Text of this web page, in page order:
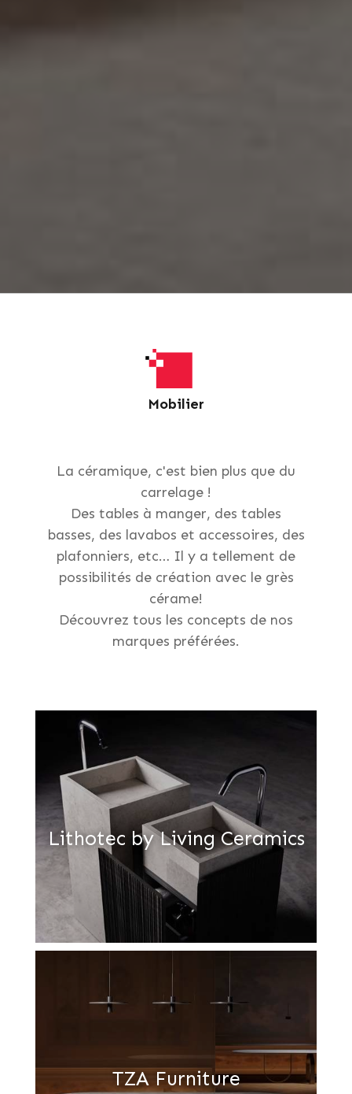
Mobilier
La céramique, c'est bien plus que du
carrelage !
Des tables à manger, des tables
basses, des lavabos et accessoires, des
plafonniers, etc… Il y a tellement de
possibilités de création avec le grès
cérame!
Découvrez tous les concepts de nos
marques préférées.
Lithotec by Living Ceramics
TZA Furniture